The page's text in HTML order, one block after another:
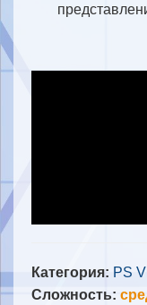
Категория: PS
Сложность: